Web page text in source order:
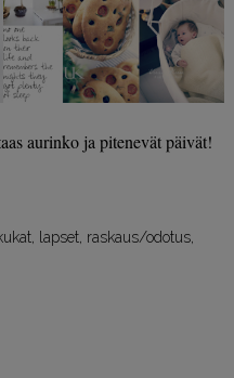
aurinko ja pitenevät päivät!
lapset raskaus/odotus